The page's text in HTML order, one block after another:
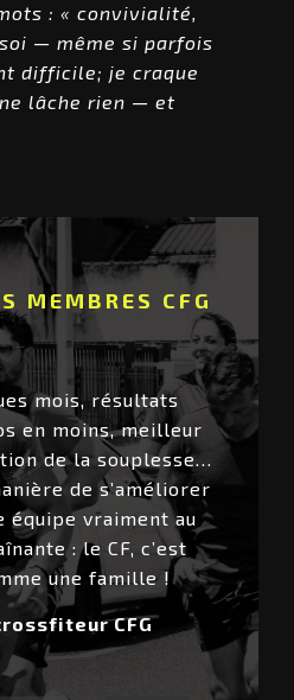
: « convivialité,
— même si parfois
difficile; je craque
lâche rien — et
MEMBRES CFG
mois, résultats
en moins, meilleur
de la souplesse…
de s’améliorer
équipe vraiment au
: le CF, c’est
une famille !
CFG